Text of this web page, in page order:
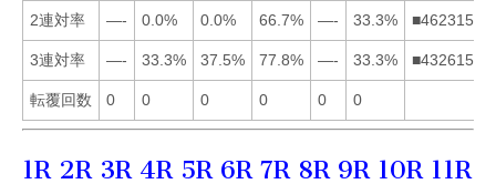
2連対率 —- 0.0% 0.0% 66.7% —- 33.3% ■462315
3連対率 —- 33.3% 37.5% 77.8% —- 33.3% ■432615
転覆回数 0 0 0 0 0 0
1R 2R 3R 4R 5R 6R 7R 8R 9R 10R 11R